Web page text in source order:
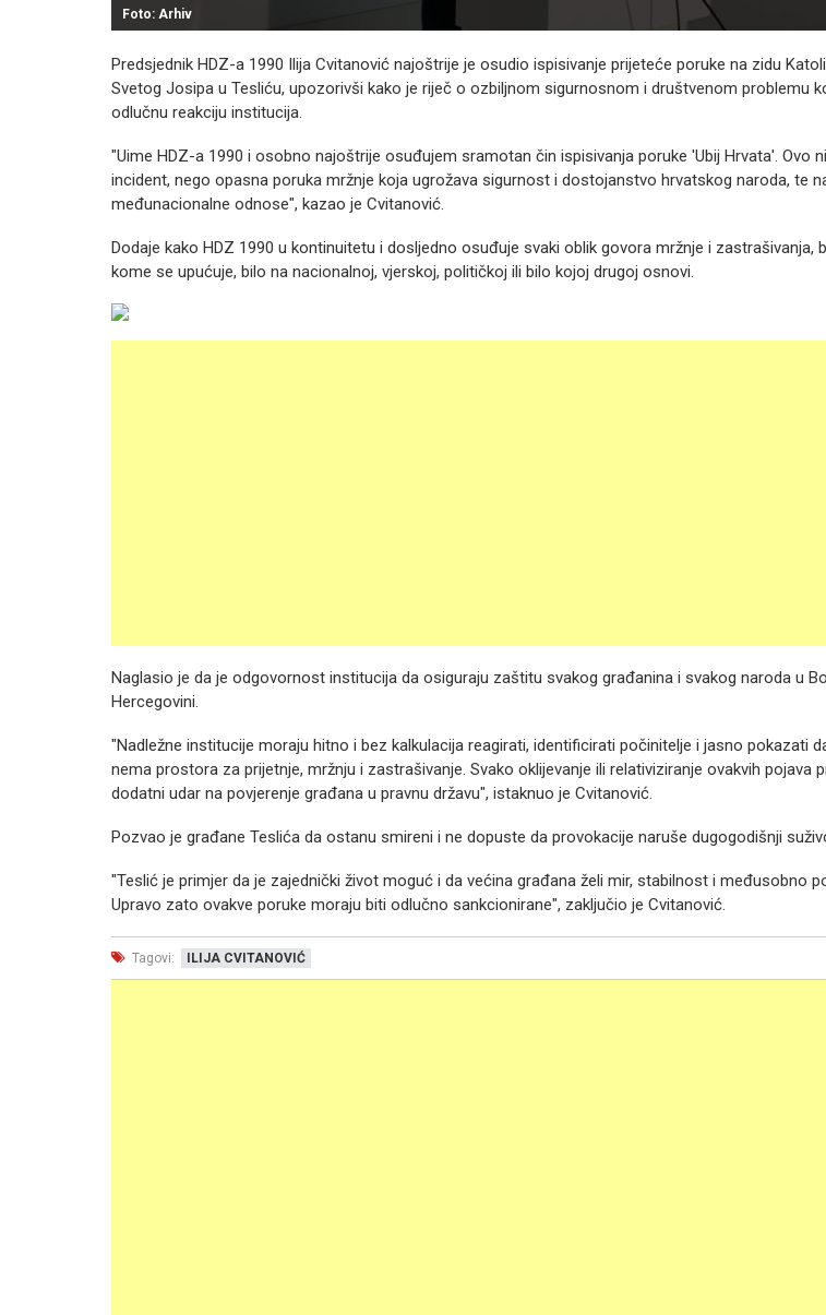
Foto: Arhiv
Predsjednik HDZ-a 1990 Ilija Cvitanović najoštrije je osudio ispisivanje prijeteće poruke na zidu
Svetog Josipa u Tesliću, upozorivši kako je riječ o ozbiljnom sigurnosnom i društvenom problemu
odlučnu reakciju institucija.
"Uime HDZ-a 1990 i osobno najoštrije osuđujem sramotan čin ispisivanja poruke 'Ubij Hrvata'. Ovo
incident, nego opasna poruka mržnje koja ugrožava sigurnost i dostojanstvo hrvatskog naroda, te
međunacionalne odnose", kazao je Cvitanović.
Dodaje kako HDZ 1990 u kontinuitetu i dosljedno osuđuje svaki oblik govora mržnje i zastrašivanja,
kome se upućuje, bilo na nacionalnoj, vjerskoj, političkoj ili bilo kojoj drugoj osnovi.
Naglasio je da je odgovornost institucija da osiguraju zaštitu svakog građanina i svakog naroda u
Hercegovini.
"Nadležne institucije moraju hitno i bez kalkulacija reagirati, identificirati počinitelje i jasno pokazati
nema prostora za prijetnje, mržnju i zastrašivanje. Svako oklijevanje ili relativiziranje ovakvih pojava
dodatni udar na povjerenje građana u pravnu državu", istaknuo je Cvitanović.
Pozvao je građane Teslića da ostanu smireni i ne dopuste da provokacije naruše dugogodišnji
"Teslić je primjer da je zajednički život moguć i da većina građana želi mir, stabilnost i međusobno
Upravo zato ovakve poruke moraju biti odlučno sankcionirane", zaključio je Cvitanović.
Tagovi: ILIJA CVITANOVIĆ